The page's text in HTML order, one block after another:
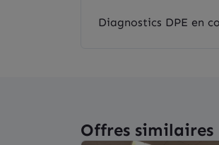
Diagnostics DPE en
Offres similaires